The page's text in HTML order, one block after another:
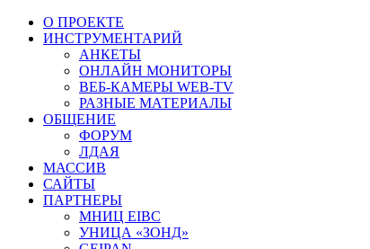
О ПРОЕКТЕ
ИНСТРУМЕНТАРИЙ
АНКЕТЫ
ОНЛАЙН МОНИТОРЫ
ВЕБ-КАМЕРЫ WEB-TV
РАЗНЫЕ МАТЕРИАЛЫ
ОБЩЕНИЕ
ФОРУМ
ЛДАЯ
МАССИВ
САЙТЫ
ПАРТНЕРЫ
МНИЦ EIBC
УНИЦА «ЗОНД»